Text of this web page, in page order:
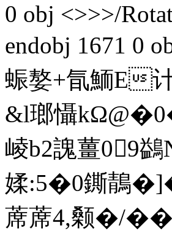
0 obj <>>>/
endobj 1671
蜄嫯+氜鮞E
&l瑯懾
崚b2謉薑09
媃:5�0鐁鶄
蓆蓆4,颡�/